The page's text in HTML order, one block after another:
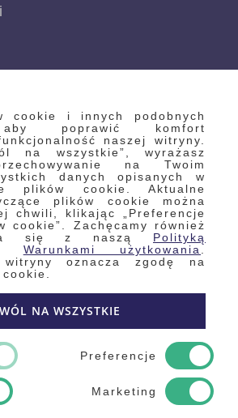
cookie i innych podobnych
poprawić komfort
naszej witryny.
na wszystkie”, wyrażasz
na Twoim
danych opisanych w
plików cookie. Aktualne
plików cookie można
chwili, klikając „Preferencje
cookie”. Zachęcamy również
się z naszą Polityką
Warunkami użytkowania
oznacza zgodę na
NA WSZYSTKIE
Preferencje
Marketing
i pliki cookie